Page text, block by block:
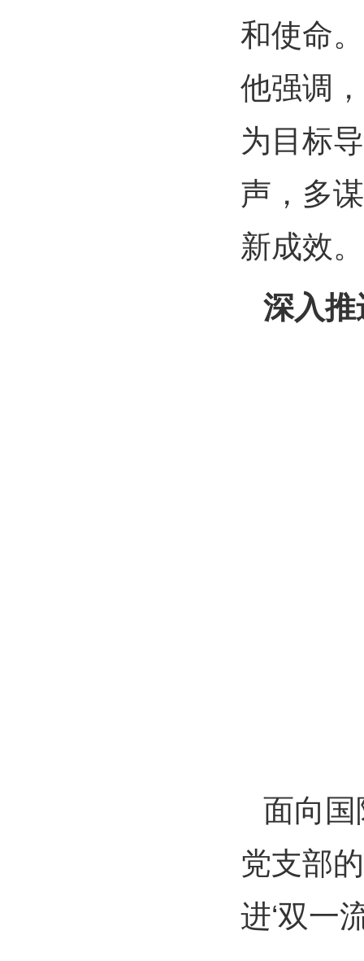
和使命
他强调
为目标
声，多
新成效。
深入推
面向
党支部
进‘双一